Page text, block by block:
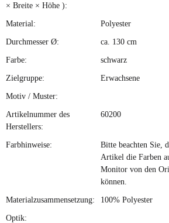
× Breite × Höhe ):
Material: Polyester
Durchmesser Ø: ca. 130 cm
Farbe: schwarz
Zielgruppe: Erwachsene
Motiv / Muster:
Artikelnummer des
Herstellers:
60200
Farbhinweise:
Bitte beachten Sie,
Artikel die Farben
Monitor von den
können.
Materialzusammensetzung: 100% Polyester
Optik: